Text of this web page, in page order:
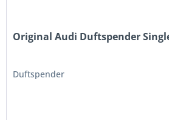
Original Audi Duftspender
Duftspender